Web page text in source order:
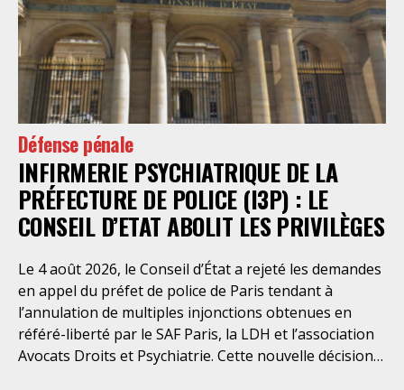
Défense pénale
INFIRMERIE PSYCHIATRIQUE DE LA
PRÉFECTURE DE POLICE (I3P) : LE
CONSEIL D’ETAT ABOLIT LES PRIVILÈGES
Le 4 août 2026, le Conseil d’État a rejeté les demandes
en appel du préfet de police de Paris tendant à
l’annulation de multiples injonctions obtenues en
référé-liberté par le SAF Paris, la LDH et l’association
Avocats Droits et Psychiatrie. Cette nouvelle décision